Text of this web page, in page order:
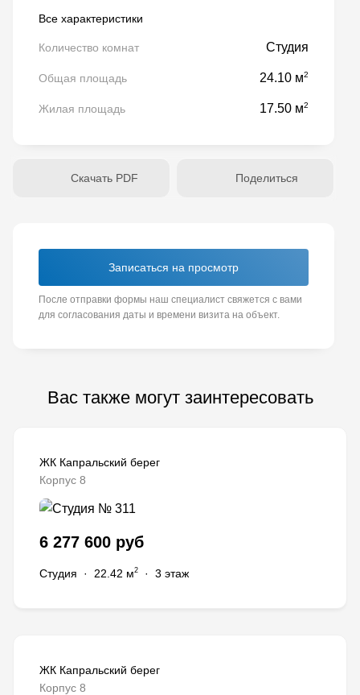
Все характеристики
Количество комнат Студия
Общая площадь 24.10 м2
Жилая площадь 17.50 м2
Скачать PDF Поделиться
Записаться на просмотр
После отправки формы наш специалист свяжется с вами
для согласования даты и времени визита на объект.
Вас также могут заинтересовать
ЖК Капральский берег
Корпус 8
6 277 600 руб
Студия · 22.42 м2 · 3 этаж
ЖК Капральский берег
Корпус 8